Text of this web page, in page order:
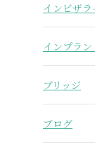
インビザラ
インプラン
ブリッジ
ブログ